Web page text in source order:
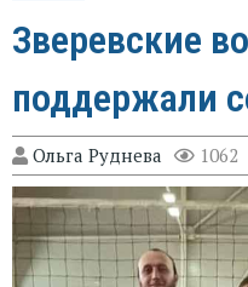
Зверевские
поддержали
Ольга Руднева 1062